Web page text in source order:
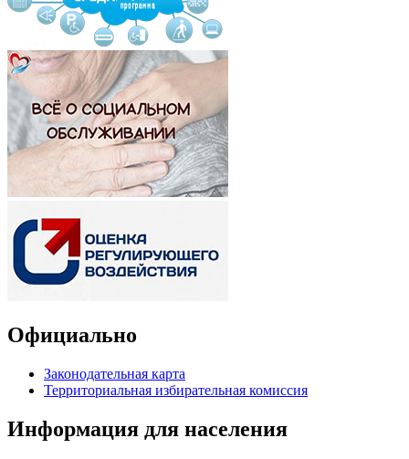
Официально
Законодательная карта
Территориальная избирательная комиссия
Информация для населения